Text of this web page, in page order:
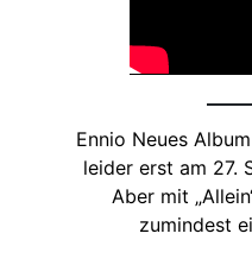
Ennio Neues
leider erst am 27.
Aber mit
zumindest